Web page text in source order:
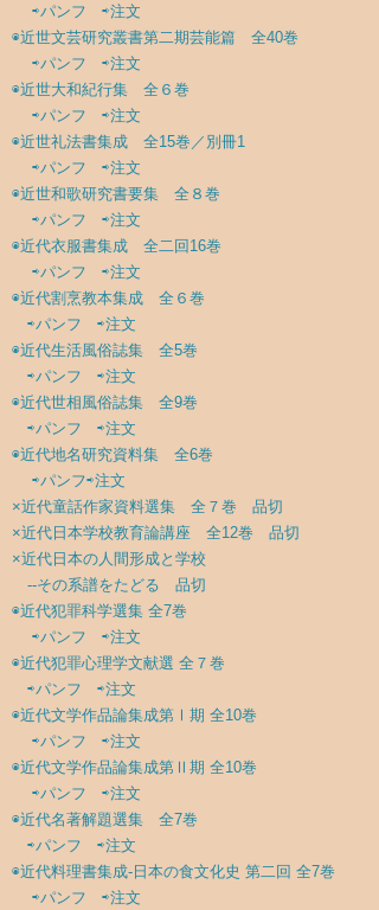
⇨パンフ ⇨注文
◉近世文芸研究叢書第二期芸能篇 全40巻
⇨パンフ ⇨注文
◉近世大和紀行集 全６巻
⇨パンフ ⇨注文
◉近世礼法書集成 全15巻／別冊1
⇨パンフ ⇨注文
◉近世和歌研究書要集 全８巻
⇨パンフ ⇨注文
◉近代衣服書集成 全二回16巻
⇨パンフ ⇨注文
◉近代割烹教本集成 全６巻
⇨パンフ ⇨注文
◉近代生活風俗誌集 全5巻
⇨パンフ ⇨注文
◉近代世相風俗誌集 全9巻
⇨パンフ ⇨注文
◉近代地名研究資料集 全6巻
⇨パンフ⇨注文
×近代童話作家資料選集 全７巻 品切
×近代日本学校教育論講座 全12巻 品切
×近代日本の人間形成と学校
--その系譜をたどる 品切
◉近代犯罪科学選集 全7巻
⇨パンフ ⇨注文
◉近代犯罪心理学文献選 全７巻
⇨パンフ ⇨注文
◉近代文学作品論集成第Ⅰ期 全10巻
⇨パンフ ⇨注文
◉近代文学作品論集成第Ⅱ期 全10巻
⇨パンフ ⇨注文
◉近代名著解題選集 全7巻
⇨パンフ ⇨注文
◉近代料理書集成-日本の食文化史 第二回 全7巻
⇨パンフ ⇨注文